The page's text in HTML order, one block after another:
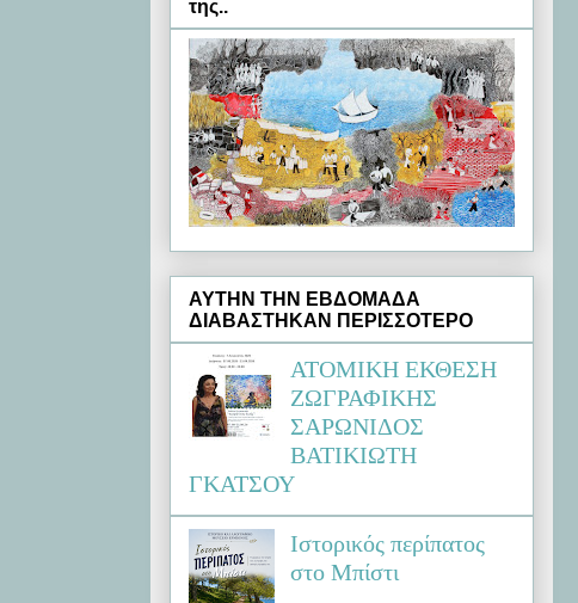
της..
ΑΥΤΗΝ ΤΗΝ ΕΒΔΟΜΑΔΑ
ΔΙΑΒΑΣΤΗΚΑΝ ΠΕΡΙΣΣΟΤΕΡΟ
ΑΤΟΜΙΚΗ ΕΚΘΕΣΗ
ΖΩΓΡΑΦΙΚΗΣ
ΣΑΡΩΝΙΔΟΣ
ΒΑΤΙΚΙΩΤΗ
ΓΚΑΤΣΟΥ
Ιστορικός περίπατος
στο Μπίστι